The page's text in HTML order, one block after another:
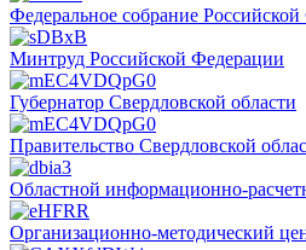
Федеральное собрание
Минтруд Российской Федерации
Губернатор Свердловской области
Правительство Свердловской
Областной информационно-
Организационно-методический